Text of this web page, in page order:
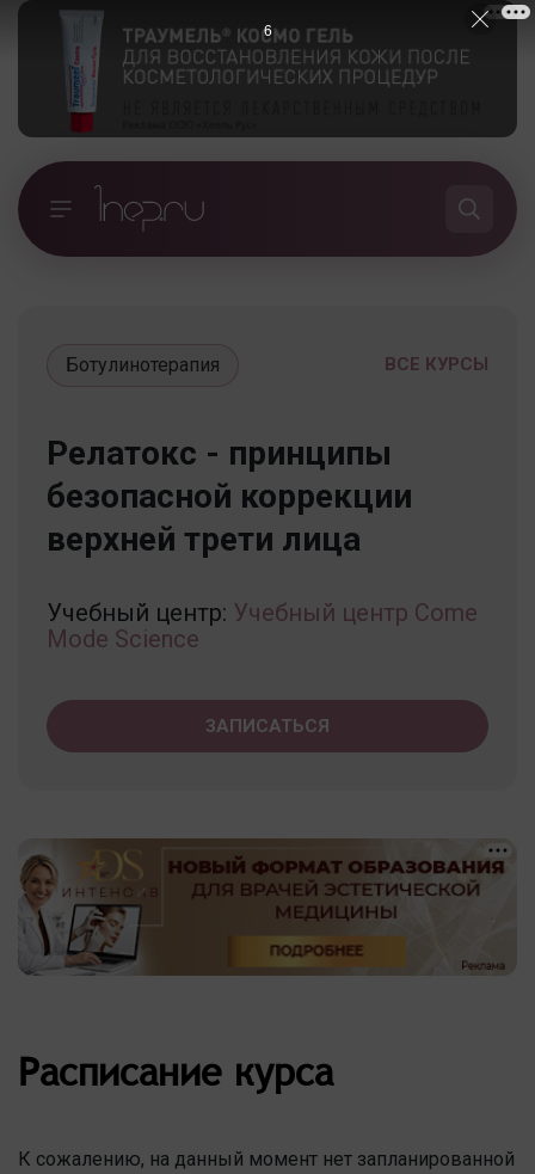
ВСЕ КУРСЫ
Ботулинотерапия
Релатокс - принципы
безопасной коррекции
верхней трети лица
Учебный центр: Учебный центр Come
Mode Science
ЗАПИСАТЬСЯ
Расписание курса
К сожалению, на данный момент нет запланированной
5